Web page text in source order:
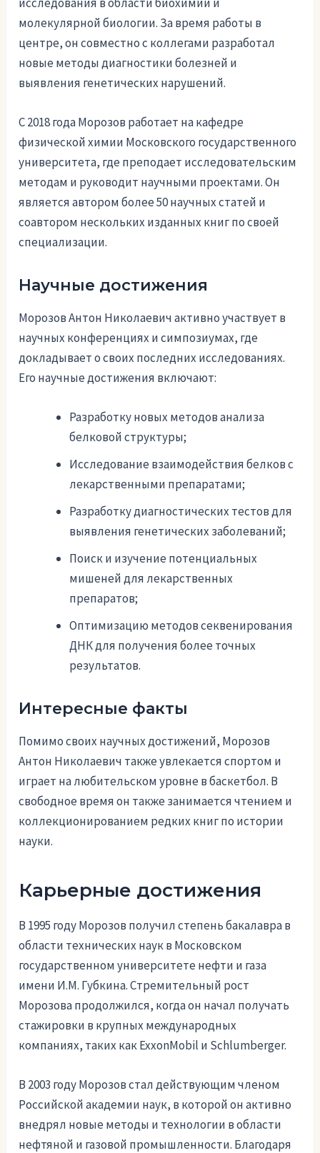
молекулярной биологии. За время работы в
центре, он совместно с коллегами разработал
новые методы диагностики болезней и
выявления генетических нарушений.
С 2018 года Морозов работает на кафедре
физической химии Московского государственного
университета, где преподает исследовательским
методам и руководит научными проектами. Он
является автором более 50 научных статей и
соавтором нескольких изданных книг по своей
специализации.
Научные достижения
Морозов Антон Николаевич активно участвует в
научных конференциях и симпозиумах, где
докладывает о своих последних исследованиях.
Его научные достижения включают:
Разработку новых методов анализа
белковой структуры;
Исследование взаимодействия белков с
лекарственными препаратами;
Разработку диагностических тестов для
выявления генетических заболеваний;
Поиск и изучение потенциальных
мишеней для лекарственных
препаратов;
Оптимизацию методов секвенирования
ДНК для получения более точных
результатов.
Интересные факты
Помимо своих научных достижений, Морозов
Антон Николаевич также увлекается спортом и
играет на любительском уровне в баскетбол. В
свободное время он также занимается чтением и
коллекционированием редких книг по истории
науки.
Карьерные достижения
В 1995 году Морозов получил степень бакалавра в
области технических наук в Московском
государственном университете нефти и газа
имени И.М. Губкина. Стремительный рост
Морозова продолжился, когда он начал получать
стажировки в крупных международных
компаниях, таких как ExxonMobil и Schlumberger.
В 2003 году Морозов стал действующим членом
Российской академии наук, в которой он активно
внедрял новые методы и технологии в области
нефтяной и газовой промышленности. Благодаря